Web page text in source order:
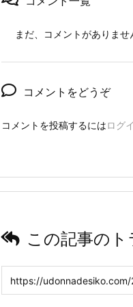
まだ、コメントがありませ
コメントをどうぞ
コメントを投稿するにはログ
この記事の